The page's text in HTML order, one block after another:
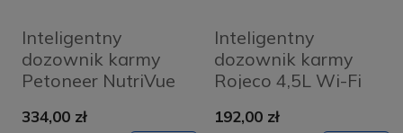
Inteligentny
dozownik karmy
Petoneer NutriVue
334,00 zł
Inteligentny
dozownik karmy
Rojeco 4,5L Wi-Fi
192,00 zł